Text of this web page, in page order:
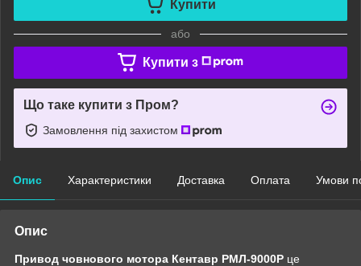
Купити
або
Купити з
Що таке купити з Пром?
Замовлення під захистом
Опис Характеристики Доставка Оплата Умови
Опис
Привод човнового мотора Кентавр РМЛ-9000Р це